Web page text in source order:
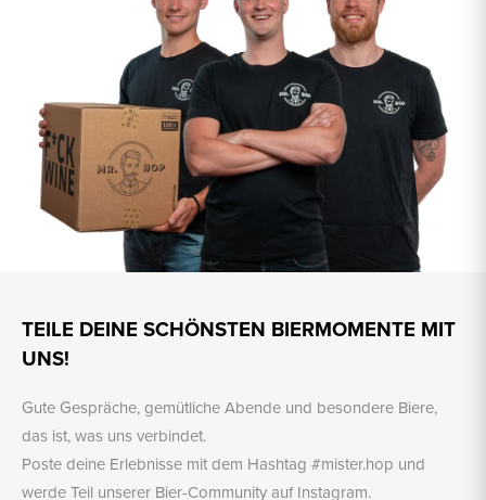
TEILE DEINE SCHÖNSTEN BIERMOMENTE MIT
UNS!
Gute Gespräche, gemütliche Abende und besondere Biere,
das ist, was uns verbindet.
Poste deine Erlebnisse mit dem Hashtag #mister.hop und
werde Teil unserer Bier-Community auf Instagram.